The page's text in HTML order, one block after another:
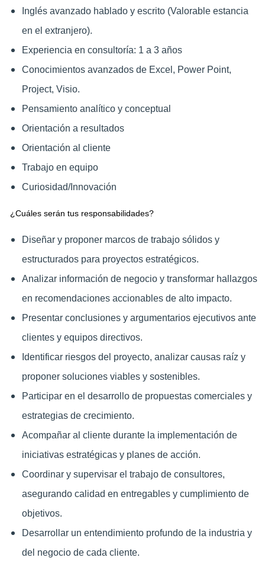
Inglés avanzado hablado y escrito (Valorable estancia
en el extranjero).
Experiencia en consultoría: 1 a 3 años
Conocimientos avanzados de Excel, Power Point,
Project, Visio.
Pensamiento analítico y conceptual
Orientación a resultados
Orientación al cliente
Trabajo en equipo
Curiosidad/Innovación
¿Cuáles serán tus responsabilidades?
Diseñar y proponer marcos de trabajo sólidos y
estructurados para proyectos estratégicos.
Analizar información de negocio y transformar hallazgos
en recomendaciones accionables de alto impacto.
Presentar conclusiones y argumentarios ejecutivos ante
clientes y equipos directivos.
Identificar riesgos del proyecto, analizar causas raíz y
proponer soluciones viables y sostenibles.
Participar en el desarrollo de propuestas comerciales y
estrategias de crecimiento.
Acompañar al cliente durante la implementación de
iniciativas estratégicas y planes de acción.
Coordinar y supervisar el trabajo de consultores,
asegurando calidad en entregables y cumplimiento de
objetivos.
Desarrollar un entendimiento profundo de la industria y
del negocio de cada cliente.